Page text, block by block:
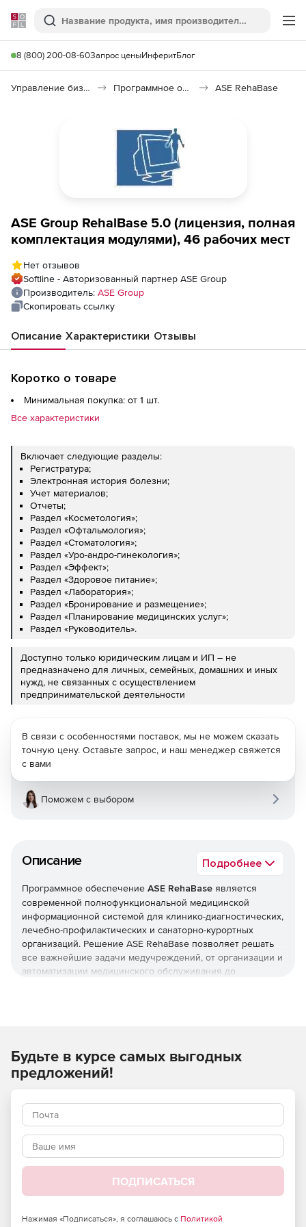
Softline
Поиск
8 (800) 200-08-60Запрос ценыИнферитБлог
Управление бизнесом, CRM/ERP Программное обеспечение для управления бизнесом ASE RehaBase
ASE Group RehalBase 5.0 (лицензия, полная
комплектация модулями), 46 рабочих мест
Нет отзывов
Softline - Авторизованный партнер ASE Group
Производитель: ASE Group
Скопировать ссылку
Описание Характеристики Отзывы
Коротко о товаре
Минимальная покупка: от 1 шт.
Все характеристики
Включает следующие разделы:
Регистратура;
Электронная история болезни;
Учет материалов;
Отчеты;
Раздел «Косметология»;
Раздел «Офтальмология»;
Раздел «Стоматология»;
Раздел «Уро-андро-гинекология»;
Раздел «Эффект»;
Раздел «Здоровое питание»;
Раздел «Лаборатория»;
Раздел «Бронирование и размещение»;
Раздел «Планирование медицинских услуг»;
Раздел «Руководитель».
Доступно только юридическим лицам и ИП – не
предназначено для личных, семейных, домашних и иных
нужд, не связанных с осуществлением
предпринимательской деятельности
Описание Подробнее
Программное обеспечение ASE RehaBase является
современной полнофункциональной медицинской
информационной системой для клинико-диагностических,
лечебно-профилактических и санаторно-курортных
организаций. Решение ASE RehaBase позволяет решать
все важнейшие задачи медучреждений, от организации и
автоматизации медицинского обслуживания до
Картотека пациентов
Электронная карточка каждого пациента содержит
несколько минут. Администратор регистратуры может
быстро сортировать записи в картотеке по разным
параметрам или находить нужного пациента по любому
из полей электронной карты.
Бронирование и расселение
санаториев позволяет эффективно вести учет номерного
В связи с особенностями поставок, мы не можем сказать
точную цену. Оставьте запрос, и наш менеджер свяжется
с вами
Поможем с выбором
Будьте в курсе самых выгодных
предложений!
ПОДПИСАТЬСЯ
Нажимая «Подписаться», я соглашаюсь с Политикой